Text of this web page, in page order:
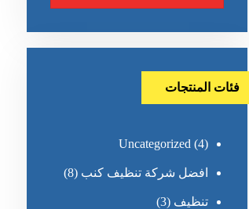
فئات المنتجات
Uncategorized (4)
افضل شركة تنظيف كنب (8)
تنظيف (3)